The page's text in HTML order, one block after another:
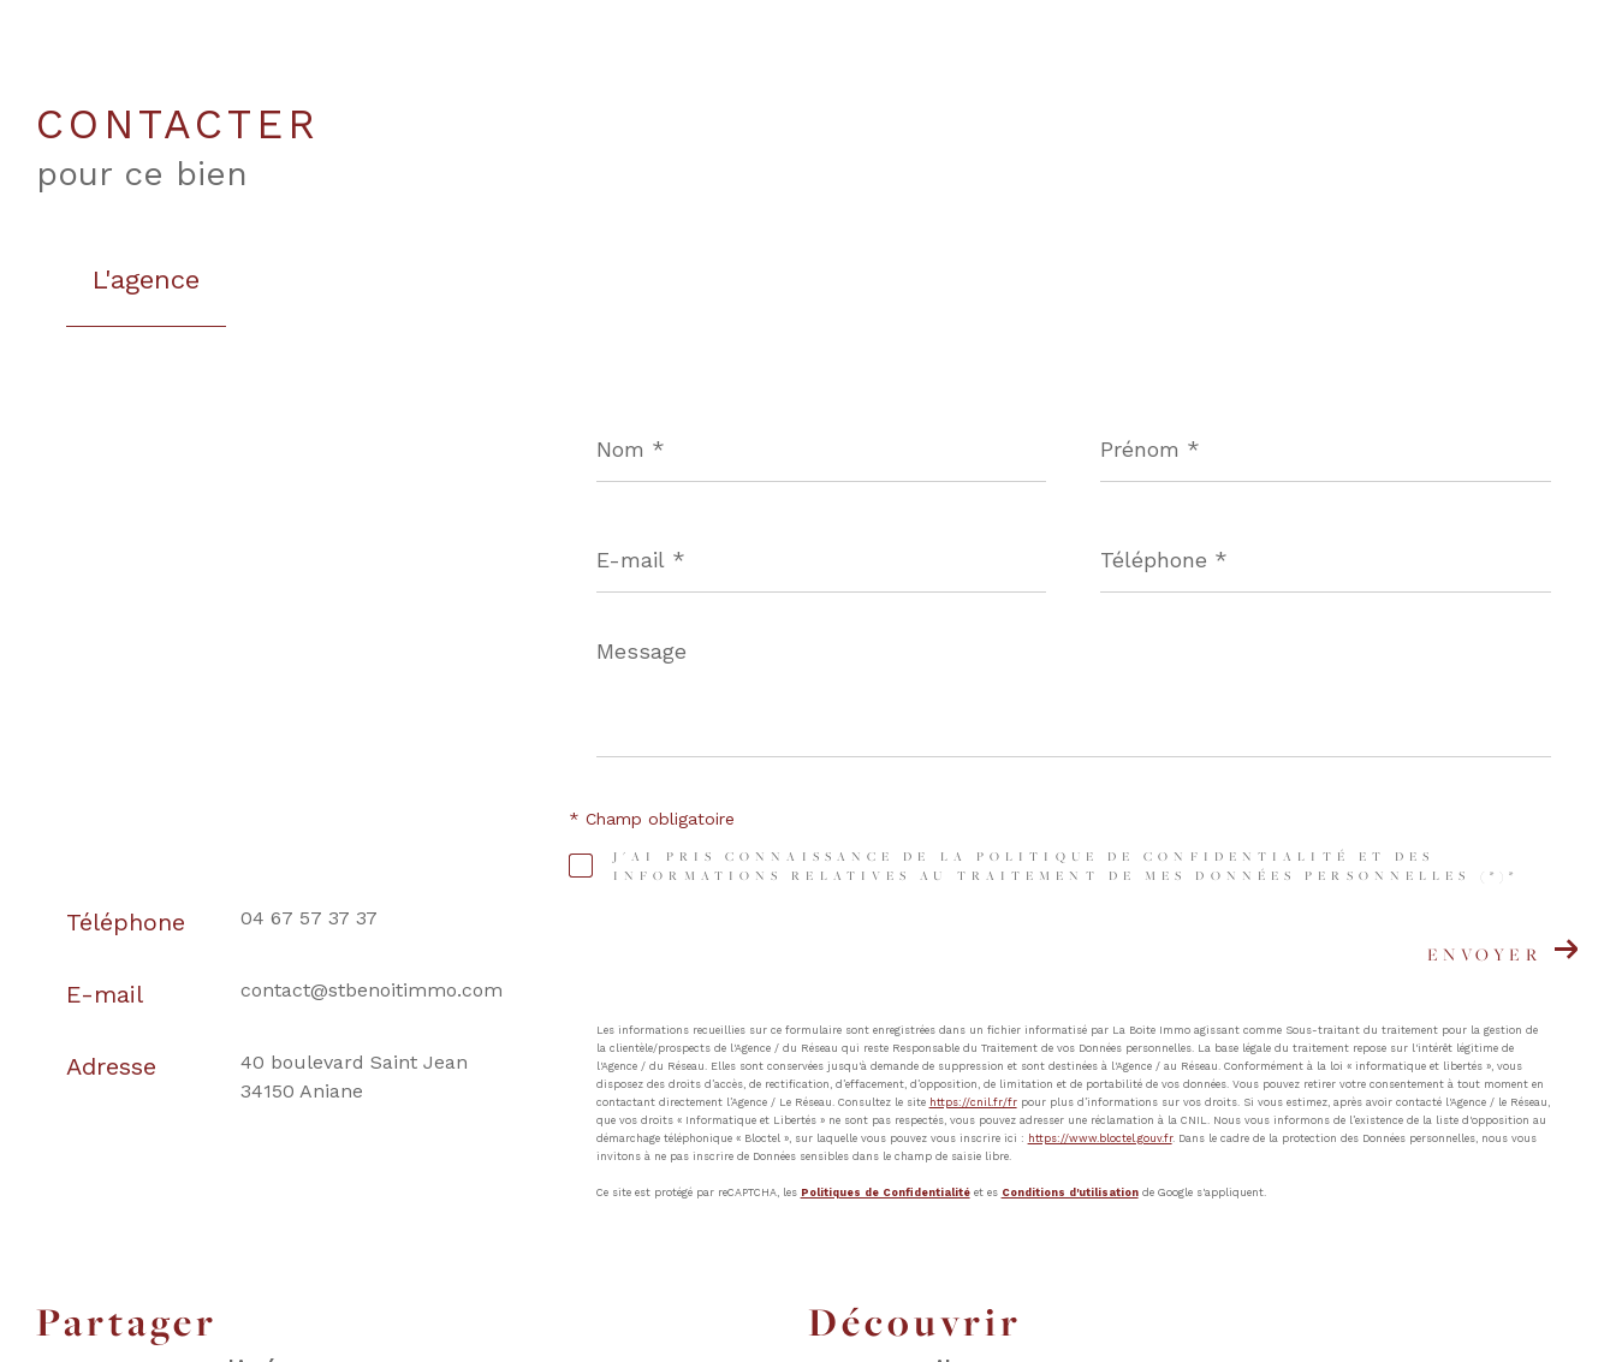
CONTACTER
pour ce bien
L'agence
Téléphone 04 67 57 37 37
E-mail contact@stbenoitimmo.com
Adresse
40 boulevard Saint Jean
34150 Aniane
*
*
mail
*
*
Message
*
J'AI PRIS CONNAISSANCE DE LA POLITIQUE DE CONFIDENTIALITÉ ET DES
INFORMATIONS RELATIVES AU TRAITEMENT DE MES DONNÉES PERSONNELLES (*)*
* Champ obligatoire
ENVOYER
Les informations recueillies sur ce formulaire sont enregistrées dans un fichier informatisé par La Boite Immo agissant comme Sous-traitant du traitement pour la gestion de
la clientèle/prospects de l'Agence / du Réseau qui reste Responsable du Traitement de vos Données personnelles. La base légale du traitement repose sur l'intérêt légitime de
l'Agence / du Réseau. Elles sont conservées jusqu'à demande de suppression et sont destinées à l'Agence / au Réseau. Conformément à la loi « informatique et libertés », vous
disposez des droits d’accès, de rectification, d’effacement, d’opposition, de limitation et de portabilité de vos données. Vous pouvez retirer votre consentement à tout moment en
contactant directement l’Agence / Le Réseau. Consultez le site https://cnil.fr/frpour plus d’informations sur vos droits. Si vous estimez, après avoir contacté l'Agence / le Réseau,
que vos droits « Informatique et Libertés » ne sont pas respectés, vous pouvez adresser une réclamation à la CNIL. Nous vous informons de l’existence de la liste d'opposition au
démarchage téléphonique « Bloctel », sur laquelle vous pouvez vous inscrire ici : https://www.bloctel.gouv.fr. Dans le cadre de la protection des Données personnelles, nous vous
invitons à ne pas inscrire de Données sensibles dans le champ de saisie libre.
Ce site est protégé par reCAPTCHA, les Politiques de Confidentialitéet es Conditions d'utilisationde Google s'appliquent.
partager découvrir